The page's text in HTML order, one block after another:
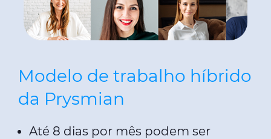
Modelo de trabalho híbrido
da Prysmian
Até 8 dias por mês podem ser